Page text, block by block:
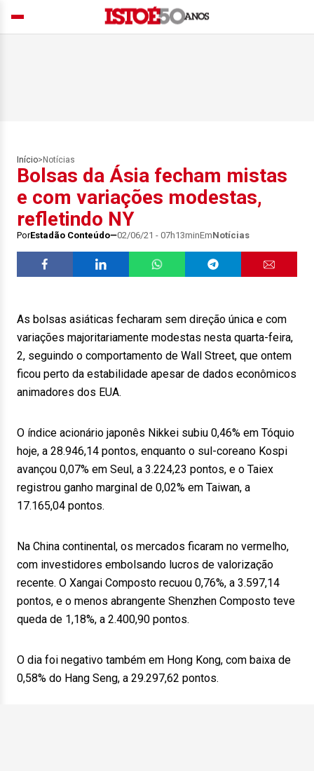
Início> Notícias
Bolsas da Ásia fecham mistas
e com variações modestas,
refletindo NY
PorEstadão Conteúdo 02/06/21 - 07h13minEmNotícias
As bolsas asiáticas fecharam sem direção única e com
variações majoritariamente modestas nesta quarta-feira,
2, seguindo o comportamento de Wall Street, que ontem
ficou perto da estabilidade apesar de dados econômicos
animadores dos EUA.
O índice acionário japonês Nikkei subiu 0,46% em Tóquio
hoje, a 28.946,14 pontos, enquanto o sul-coreano Kospi
avançou 0,07% em Seul, a 3.224,23 pontos, e o Taiex
registrou ganho marginal de 0,02% em Taiwan, a
17.165,04 pontos.
Na China continental, os mercados ficaram no vermelho,
com investidores embolsando lucros de valorização
recente. O Xangai Composto recuou 0,76%, a 3.597,14
pontos, e o menos abrangente Shenzhen Composto teve
queda de 1,18%, a 2.400,90 pontos.
O dia foi negativo também em Hong Kong, com baixa de
0,58% do Hang Seng, a 29.297,62 pontos.